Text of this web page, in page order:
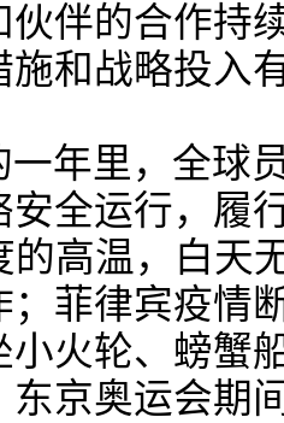
伙伴的合作持
施和战略投入
一年里，全球
安全运行，履
的高温，白天
；菲律宾疫情
小火轮、螃蟹
东京奥运会期